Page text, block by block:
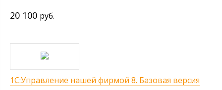
20 100 руб.
1С:Управление нашей фирмой 8. Базовая версия